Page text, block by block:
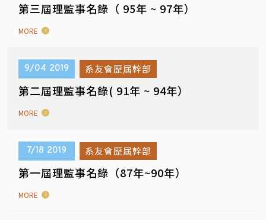
第三屆理監事名錄（ 95年 ~ 97年）
MORE
9/04 2019 系友會歷屆幹部
第二屆理監事名錄( 91年 ~ 94年）
MORE
7/18 2019 系友會歷屆幹部
第一屆理監事名錄（87年~90年）
MORE